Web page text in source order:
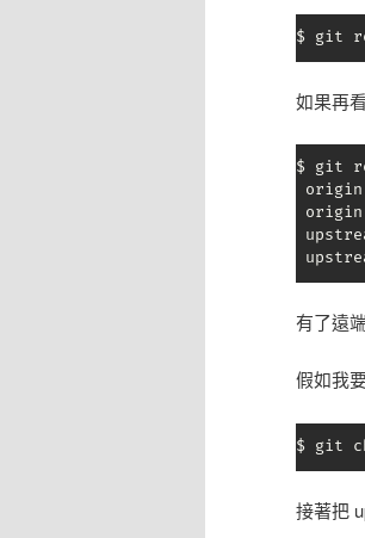
$ git
如果再
$ git
origin
有了遠
假如我
$ git
接著把